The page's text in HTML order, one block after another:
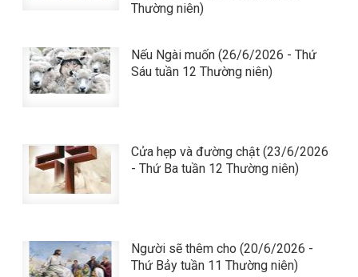
Thường niên)
Nếu Ngài muốn (26/6/2026 - Thứ
Sáu tuần 12 Thường niên)
Cửa hẹp và đường chật (23/6/2026
- Thứ Ba tuần 12 Thường niên)
Người sẽ thêm cho (20/6/2026 -
Thứ Bảy tuần 11 Thường niên)